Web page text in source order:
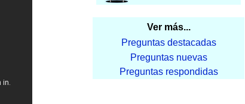
Ver más...
Preguntas destacadas
Preguntas nuevas
Preguntas respondidas